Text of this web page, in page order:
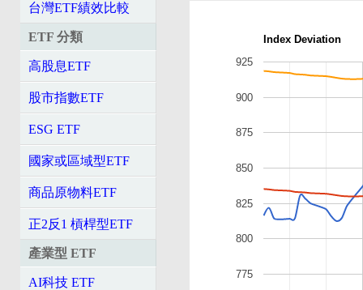
台灣ETF績效比較
ETF 分類
高股息ETF
股市指數ETF
ESG ETF
國家或區域型ETF
商品原物料ETF
正2反1 槓桿型ETF
產業型 ETF
AI科技 ETF
Index Deviation
775
800
825
850
875
900
925